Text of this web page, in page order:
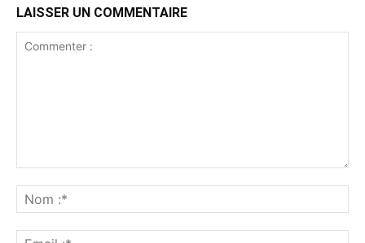
LAISSER UN COMMENTAIRE